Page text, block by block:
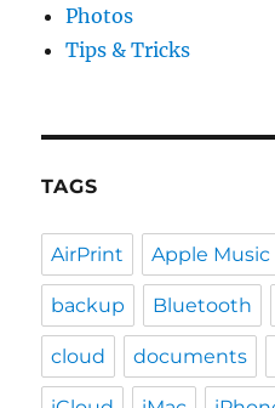
Photos
Tips & Tricks
TAGS
AirPrint Apple Music
backup Bluetooth
cloud documents